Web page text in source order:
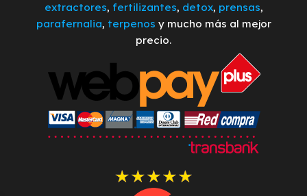
extractores, fertilizantes, detox, prensas,
parafernalia, terpenos y mucho más al mejor
precio.